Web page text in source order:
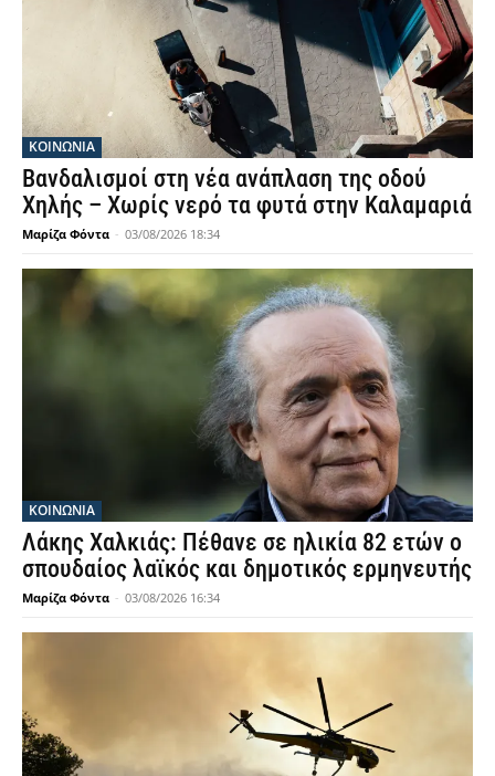
ΚΟΙΝΩΝΙΑ
Βανδαλισμοί στη νέα ανάπλαση της οδού
Χηλής – Χωρίς νερό τα φυτά στην Καλαμαριά
Μαρίζα Φόντα - 03/08/2026 18:34
ΚΟΙΝΩΝΙΑ
Λάκης Χαλκιάς: Πέθανε σε ηλικία 82 ετών ο
σπουδαίος λαϊκός και δημοτικός ερμηνευτής
Μαρίζα Φόντα - 03/08/2026 16:34